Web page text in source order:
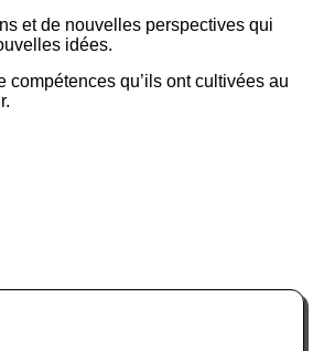
et de nouvelles perspectives qui
idées.
qu’ils ont cultivées au